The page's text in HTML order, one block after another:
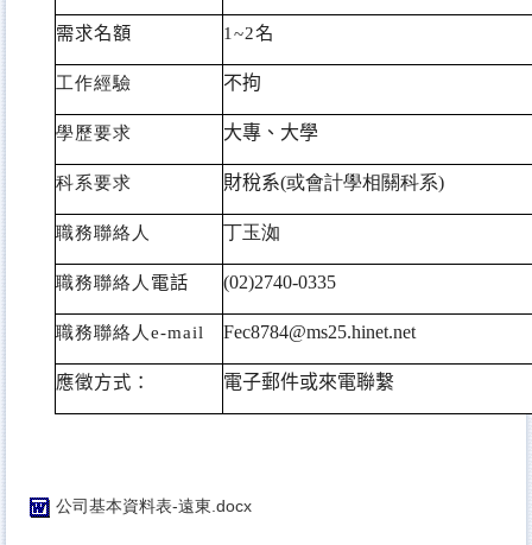
需求名額 1~2名
工作經驗 不拘
學歷要求 大專、大學
科系要求 財稅系(或會計學相關科系)
職務聯絡人 丁玉洳
職務聯絡人 電話 (02)2740-0335
職務聯絡人e-mail Fec8784@ms25.hinet.net
應徵方式： 電子郵件或來電聯繫
公司基本資料表-遠東.docx